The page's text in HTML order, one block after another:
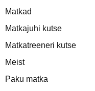
Matkad
Matkajuhi kutse
Matkatreeneri kutse
Meist
Paku matka